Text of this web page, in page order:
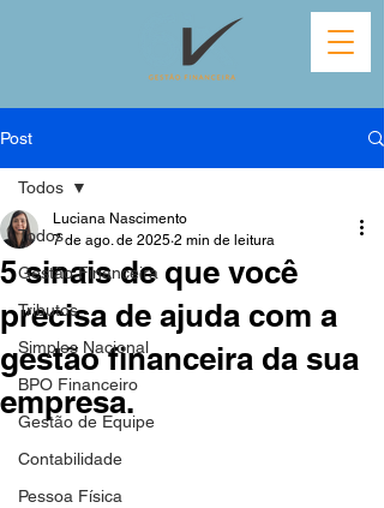
Post
Todos
Gestão Financeira
Tributos
Simples Nacional
BPO Financeiro
Gestão de Equipe
Contabilidade
Pessoa Física
Todos
5 sinais de que você
precisa de ajuda com a
gestão financeira da sua
empresa.
Luciana Nascimento
7 de ago. de 2025 2 min de leitura